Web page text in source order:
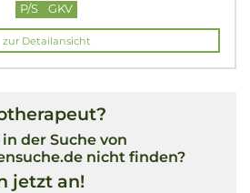
P/S
GKV
zur Detailansicht
der Suche von
nicht finden?
jetzt an!